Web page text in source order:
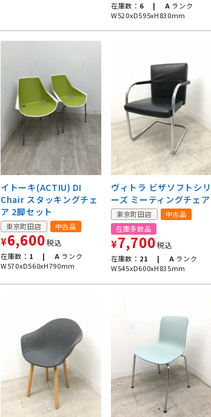
在庫数： 6 | A ランク
W520xD595xH830mm
イトーキ(ACTIU) DI
Chair スタッキングチェ
ア 2脚セット
東京町田店 中古品
¥6,600税込
在庫数： 1 | A ランク
W570xD560xH790mm
ヴィトラ ビザソフトシリ
ーズ ミーティングチェア
東京町田店
中古品
在庫多数品
¥7,700税込
在庫数： 21 | A ランク
W545xD600xH835mm